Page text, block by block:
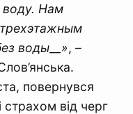
воду. Нам
воды__», –
повернувся
від черг